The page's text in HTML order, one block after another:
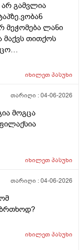
გამვლია
მეჭომება ლანი
მაქვს თითქოს
ალისა საპონს
კი ესეთ
დაბანოს
პანთენოლოთ რომ
წულოთ
მაქ აქა ოქ
ვხმარობ
იხილეთპასუხი
თარიღი :04-06-2026
მოგცა
იხილეთპასუხი
თარიღი :04-06-2026
იხილეთპასუხი